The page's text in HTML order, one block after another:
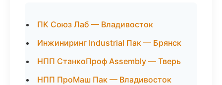
ПК Союз Лаб — Владивосток
Инжиниринг Industrial Пак — Брянск
НПП СтанкоПроф Assembly — Тверь
НПП ПроМаш Пак — Владивосток